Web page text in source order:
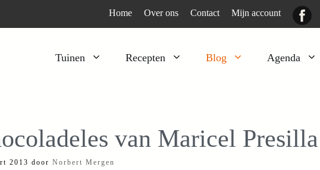
Home Over ons Contact Mijn account
Tuinen Recepten Blog Agenda
Kruiden
Moestuin
Peulgroenten
van Maricel Presilla
2013 door Norbert Mergen